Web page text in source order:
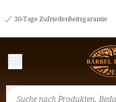
30-Tage Zufriedenheitsgarantie